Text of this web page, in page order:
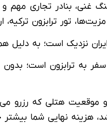
غنی، بنادر تجاری
تور ترابزون
به ترابزون است؛
و موقعیت هتلی که رزرو
هزینه نهایی شما